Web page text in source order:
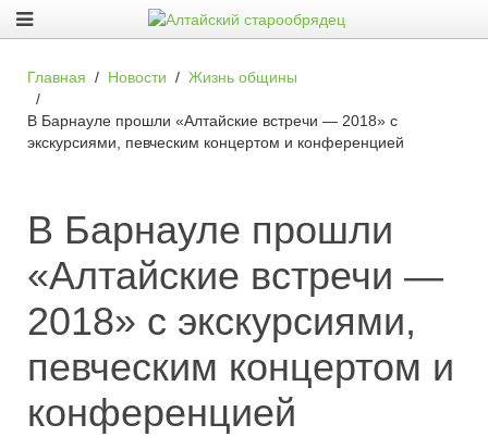
Главная Новости Жизнь общины
В Барнауле прошли «Алтайские встречи — 2018» с
экскурсиями, певческим концертом и конференцией
В Барнауле прошли
«Алтайские встречи —
2018» с экскурсиями,
певческим концертом и
конференцией